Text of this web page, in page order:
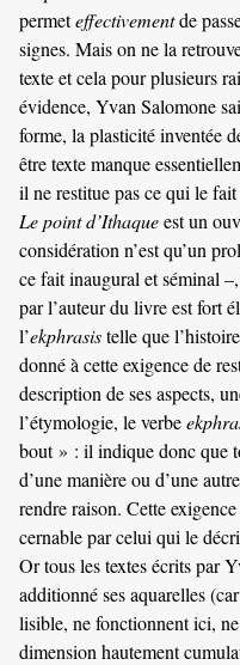
permeteffectivementde
signes. Mais on ne la
texte et cela pour plusieurs
évidence, Yvan Salomone
forme, la plasticité inventée
être texte manque
il ne restitue pas ce qui le fait
Le point d’Ithaqueest un
considération n’est qu’un
ce fait inaugural et séminal
par l’auteur du livre est fort
l’ekphrasistelle que
donné à cette exigence de
description de ses aspects,
l’étymologie, le verbe
bout » : il indique donc que
d’une manière ou d’une
rendre raison. Cette
cernable par celui qui le
Or tous les textes écrits par
additionné ses aquarelles
lisible, ne fonctionnent ici,
dimension hautement